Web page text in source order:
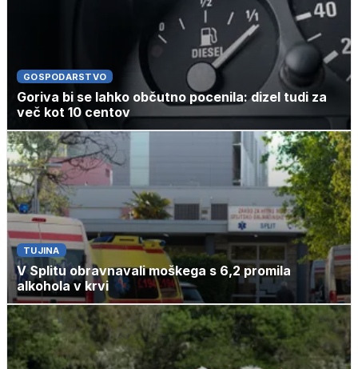
GOSPODARSTVO
Goriva bi se lahko občutno pocenila: dizel tudi za
več kot 10 centov
TUJINA
V Splitu obravnavali moškega s 6,2 promila
alkohola v krvi